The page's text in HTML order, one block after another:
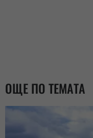
ОЩЕ ПО ТЕМАТА